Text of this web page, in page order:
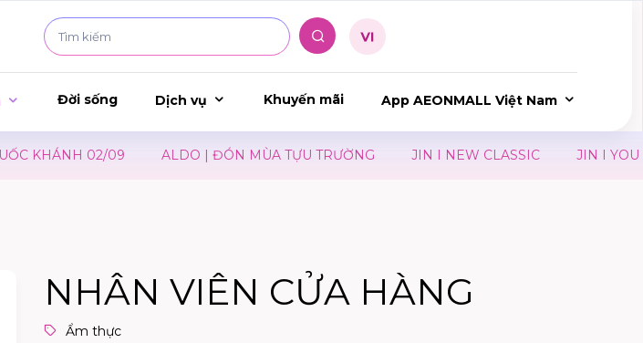
Đời sống Dịch vụ Khuyến mãi App AEONMALL Việt Nam
KHÁNH 02/09 ALDO | ĐÓN MÙA TỰU TRƯỜNG JIN I NEW CLASSIC JIN I YOU
NHÂN VIÊN CỬA HÀNG
Ẩm thực